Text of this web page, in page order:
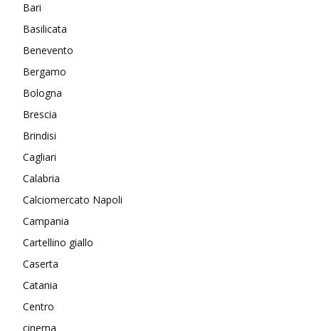
Bari
Basilicata
Benevento
Bergamo
Bologna
Brescia
Brindisi
Cagliari
Calabria
Calciomercato Napoli
Campania
Cartellino giallo
Caserta
Catania
Centro
cinema